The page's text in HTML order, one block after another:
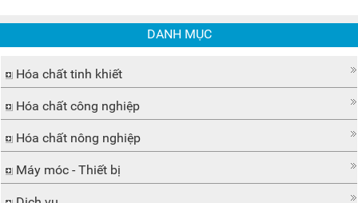
DANH MỤC
Hóa chất tinh khiết
Hóa chất công nghiệp
Hóa chất nông nghiệp
Máy móc - Thiết bị